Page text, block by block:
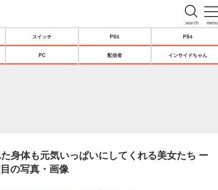
menu
search
スイッチ PS5 PS4
PC 配信者 インサイドちゃん
た身体も元気いっぱいにしてくれる美女たち ー
の写真・画像